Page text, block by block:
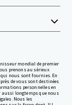
mondial de premier
prenons au sérieux
nous sont fournies. En
de vous sont destinées
personnelles en
aussi longtemps que nous
Nous les